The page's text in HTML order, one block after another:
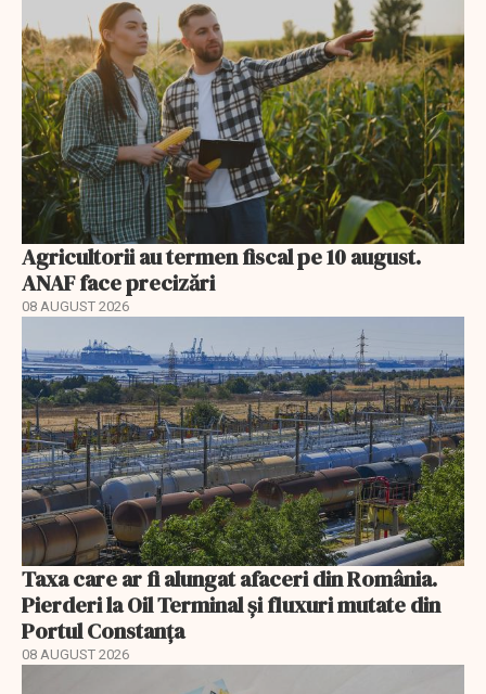
Agricultorii au termen fiscal pe 10 august.
ANAF face precizări
08 AUGUST 2026
Taxa care ar fi alungat afaceri din România.
Pierderi la Oil Terminal și fluxuri mutate din
Portul Constanța
08 AUGUST 2026